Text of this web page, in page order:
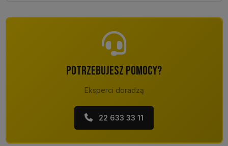
POTRZEBUJESZ POMOCY?
Eksperci doradzą
22 633 33 11